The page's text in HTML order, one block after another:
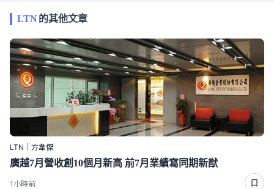
LTN的其他文章
LTN｜方韋傑
廣越7月營收創10個月新高 前7月業績寫同期新猷
1小時前